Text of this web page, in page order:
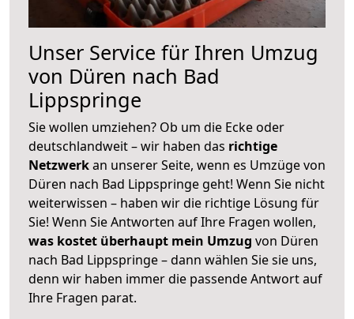
Unser Service für Ihren Umzug
von Düren nach Bad
Lippspringe
Sie wollen umziehen? Ob um die Ecke oder
deutschlandweit – wir haben das richtige
Netzwerkan unserer Seite, wenn es Umzüge von
Düren nach Bad Lippspringe geht! Wenn Sie nicht
weiterwissen – haben wir die richtige Lösung für
Sie! Wenn Sie Antworten auf Ihre Fragen wollen,
was kostet überhaupt mein Umzug von Düren
nach Bad Lippspringe – dann wählen Sie sie uns,
denn wir haben immer die passende Antwort auf
Ihre Fragen parat.